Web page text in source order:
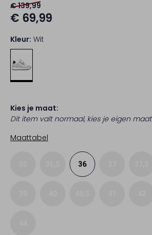
€ 139,99
€ 69,99
Kleur: Wit
Kies je maat:
Dit item valt normaal, kies je eigen maat
Maattabel
36